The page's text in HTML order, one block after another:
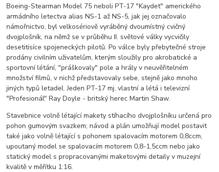
Boeing-Stearman Model 75 neboli PT-17 "Kaydet" amerického
armádního letectva alias NS-1 až NS-5, jak jej označovalo
námořnictvo, byl velkosériově vyráběný dvoumístný cvičný
dvojplošník, na němž se v průběhu II. světové války vycvičily
desetitisíce spojeneckých pilotů. Po válce byly přebytečné stroje
prodány civilním uživatelům, kterým sloužily pro akrobatické a
sportovní létání, "práškovaly" pole a hrály v neuvěřitelném
množství filmů, v nichž představovaly sebe, stejně jako mnoho
jiných typů letadel. Jeden PT-17 mj. vlastní a létá i televizní
"Profesionál" Ray Doyle - britský herec Martin Shaw.
Stavebnice volně létající makety stíhacího dvojplošníku určená pro
pohon gumovým svazkem; návod a plán umožňují model postavit
také jako volně létající s pohonem spalovacím motorem 0,8ccm,
upoutaný model se spalovacím motorem 0,8-1,5ccm nebo jako
statický model s propracovanými maketovými detaily v muzejní
kvalitě v měřítku 1:16.